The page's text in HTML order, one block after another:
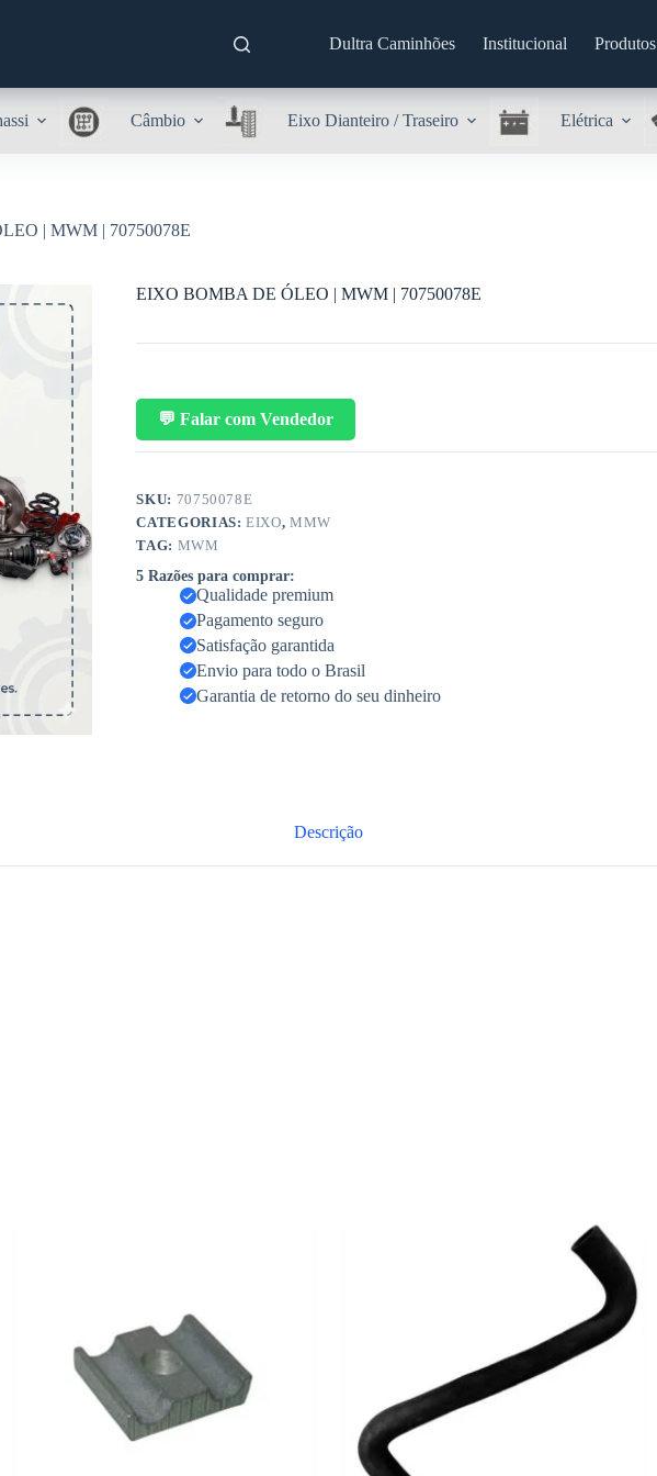
Dultra Caminhões Institucional Produtos
Câmbio Eixo Dianteiro / Traseiro Elétrica
| MWM | 70750078E
EIXO BOMBA DE ÓLEO | MWM | 70750078E
💬 Falar com Vendedor
SKU: 70750078E
CATEGORIAS:EIXO,MMW
TAG: MWM
5 Razões para comprar:
Qualidade premium
Pagamento seguro
Satisfação garantida
Envio para todo o Brasil
Garantia de retorno do seu dinheiro
Descrição